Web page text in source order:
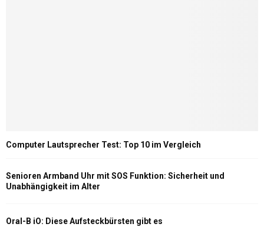
Computer Lautsprecher Test: Top 10 im Vergleich
Senioren Armband Uhr mit SOS Funktion: Sicherheit und
Unabhängigkeit im Alter
Oral-B iO: Diese Aufsteckbürsten gibt es